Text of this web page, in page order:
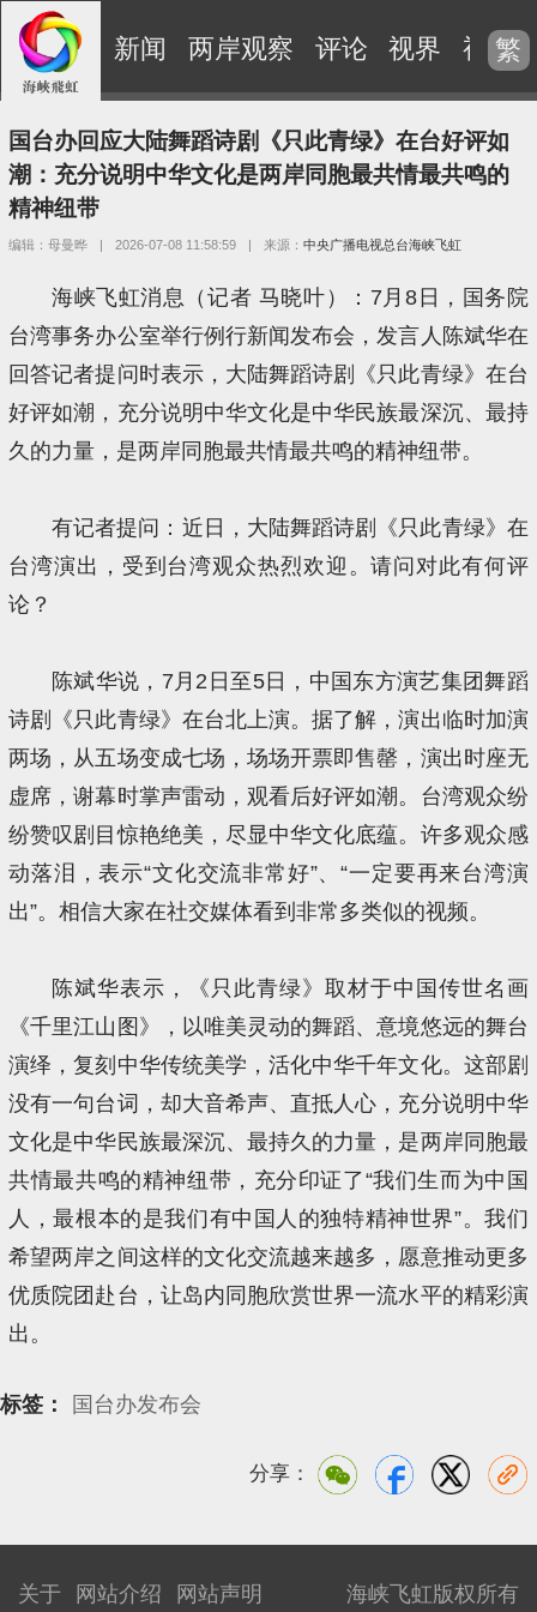
新闻 两岸观察 评论 视界 视频
繁
国台办回应大陆舞蹈诗剧《只此青绿》在台好评如
潮：充分说明中华文化是两岸同胞最共情最共鸣的
精神纽带
编辑：母曼晔 | 2026-07-08 11:58:59 | 来源：中央广播电视总台海峡飞虹
海峡飞虹消息（记者 马晓叶）：7月8日，国务院
台湾事务办公室举行例行新闻发布会，发言人陈斌华在
回答记者提问时表示，大陆舞蹈诗剧《只此青绿》在台
好评如潮，充分说明中华文化是中华民族最深沉、最持
久的力量，是两岸同胞最共情最共鸣的精神纽带。
有记者提问：近日，大陆舞蹈诗剧《只此青绿》在
台湾演出，受到台湾观众热烈欢迎。请问对此有何评
论？
陈斌华说，7月2日至5日，中国东方演艺集团舞蹈
诗剧《只此青绿》在台北上演。据了解，演出临时加演
两场，从五场变成七场，场场开票即售罄，演出时座无
虚席，谢幕时掌声雷动，观看后好评如潮。台湾观众纷
纷赞叹剧目惊艳绝美，尽显中华文化底蕴。许多观众感
动落泪，表示“文化交流非常好”、“一定要再来台湾演
出”。相信大家在社交媒体看到非常多类似的视频。
陈斌华表示，《只此青绿》取材于中国传世名画
《千里江山图》，以唯美灵动的舞蹈、意境悠远的舞台
演绎，复刻中华传统美学，活化中华千年文化。这部剧
没有一句台词，却大音希声、直抵人心，充分说明中华
文化是中华民族最深沉、最持久的力量，是两岸同胞最
共情最共鸣的精神纽带，充分印证了“我们生而为中国
人，最根本的是我们有中国人的独特精神世界”。我们
希望两岸之间这样的文化交流越来越多，愿意推动更多
优质院团赴台，让岛内同胞欣赏世界一流水平的精彩演
出。
标签： 国台办发布会
分享：
海峡飞虹版权所有
关于 网站介绍 网站声明